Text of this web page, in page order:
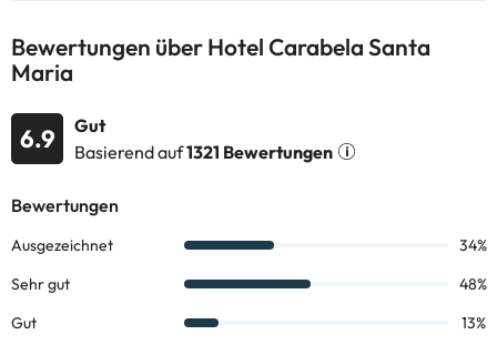
Bewertungen über Hotel Carabela Santa
Maria
6.9
Gut
Basierend auf1321 Bewertungen